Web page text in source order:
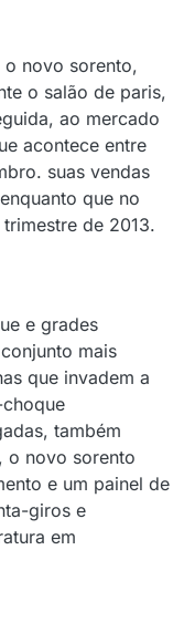
o novo sorento,
o salão de paris,
ao mercado
acontece entre
suas vendas
que no
de 2013.
e grades
mais
que invadem a
também
o novo sorento
e um painel de
giros e
em